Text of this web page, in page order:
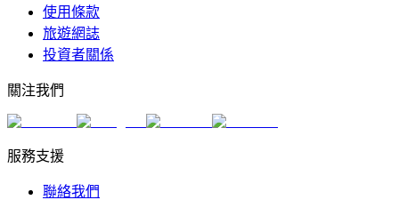
使用條款
旅遊網誌
投資者關係
關注我們
服務支援
聯絡我們